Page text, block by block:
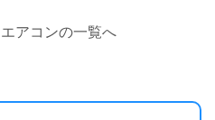
アコンの一覧へ